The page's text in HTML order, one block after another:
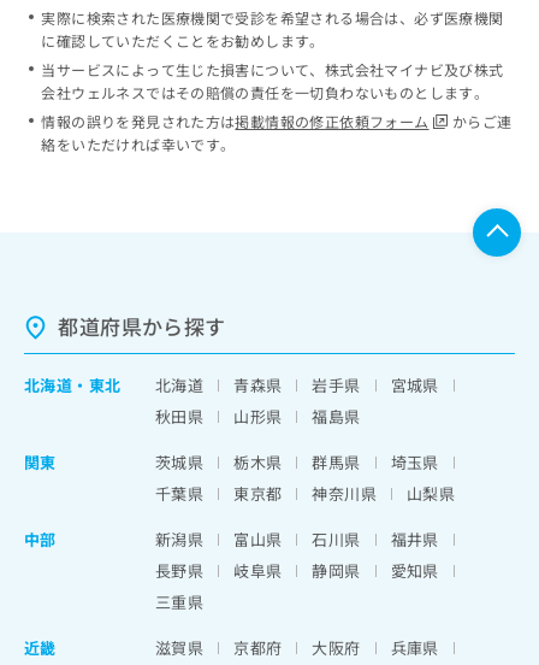
実際に検索された医療機関で受診を希望される場合は、必ず医療機関
に確認していただくことをお勧めします。
当サービスによって生じた損害について、株式会社マイナビ及び株式
会社ウェルネスではその賠償の責任を一切負わないものとします。
情報の誤りを発見された方は掲載情報の修正依頼フォーム
からご連
絡をいただければ幸いです。
都道府県から探す
北海道 ・ 東北 北海道 青森県 岩手県
宮城県
秋田県
山形県
福島県
関東
茨城県 栃木県 群馬県
埼玉県
千葉県
東京都 神奈川県
山梨県
中部
新潟県 富山県 石川県
福井県
長野県
岐阜県 静岡県
愛知県
三重県
近畿
滋賀県 京都府 大阪府
兵庫県